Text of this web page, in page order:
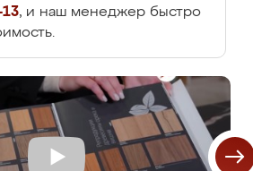
, и наш менеджер быстро